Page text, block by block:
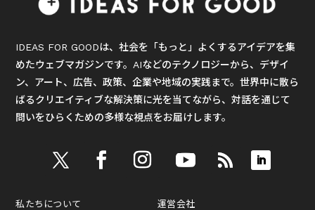
IDEAS FOR GOODは、社会を「もっと」よくするアイデアを集
めたウェブマガジンです。AIなどのテクノロジーから、デザイ
ン、アート、広告、政策、企業や地域の実践まで。世界中に散ら
ばるクリエイティブな解決策に光を当てながら、対話を通じて
問いをひらくための多様な視点をお届けします。
私たちについて 運営会社